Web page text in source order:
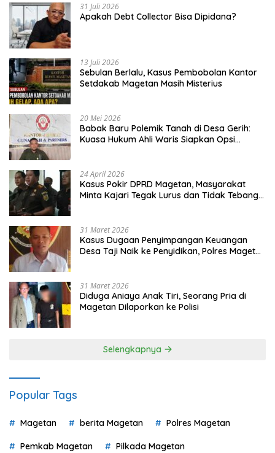
31 Juli 2026
Apakah Debt Collector Bisa Dipidana?
13 Juli 2026
Sebulan Berlalu, Kasus Pembobolan Kantor
Setdakab Magetan Masih Misterius
20 Mei 2026
Babak Baru Polemik Tanah di Desa Gerih:
Kuasa Hukum Ahli Waris Siapkan Opsi
24 April 2026
Kasus Pokir DPRD Magetan, Masyarakat
Minta Kajari Tegak Lurus dan Tidak Tebang
31 Maret 2026
Kasus Dugaan Penyimpangan Keuangan
Desa Taji Naik ke Penyidikan, Polres Magetan
31 Maret 2026
Diduga Aniaya Anak Tiri, Seorang Pria di
Magetan Dilaporkan ke Polisi
Selengkapnya
Popular Tags
Magetan berita Magetan Polres Magetan
Pemkab Magetan Pilkada Magetan